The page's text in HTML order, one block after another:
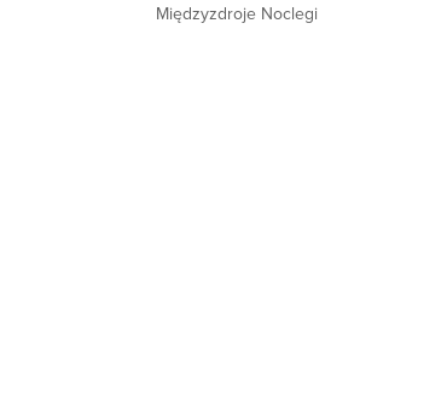
Międzyzdroje Noclegi